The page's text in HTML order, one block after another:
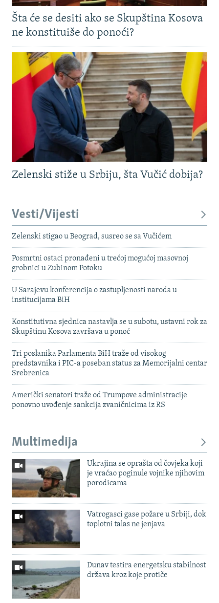
Šta će se desiti ako se Skupština Kosova
ne konstituiše do ponoći?
Zelenski stiže u Srbiju, šta Vučić dobija?
Vesti/Vijesti
Zelenski stigao u Beograd, susreo se sa Vučićem
Posmrtni ostaci pronađeni u trećoj mogućoj masovnoj
grobnici u Zubinom Potoku
U Sarajevu konferencija o zastupljenosti naroda u
institucijama BiH
Konstitutivna sjednica nastavlja se u subotu, ustavni rok za
Skupštinu Kosova završava u ponoć
Tri poslanika Parlamenta BiH traže od visokog
predstavnika i PIC-a poseban status za Memorijalni centar
Srebrenica
Američki senatori traže od Trumpove administracije
ponovno uvođenje sankcija zvaničnicima iz RS
Multimedija
Ukrajina se oprašta od čovjeka koji
je vraćao poginule vojnike njihovim
porodicama
Vatrogasci gase požare u Srbiji, dok
toplotni talas ne jenjava
Dunav testira energetsku stabilnost
država kroz koje protiče